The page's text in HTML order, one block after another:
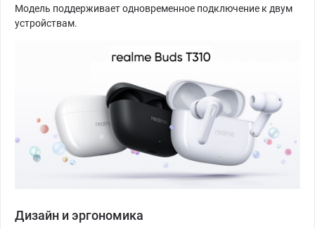
Модель поддерживает одновременное подключение к двум
устройствам.
Дизайн и эргономика